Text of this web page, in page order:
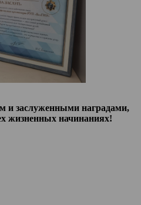
и заслуженными наградами,
жизненных начинаниях!